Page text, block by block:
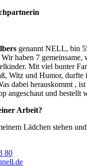
genannt NELL, bin
haben 7
Mit viel bunter
Witz und Humor, durfte
dabei herauskommt ,
angeschaut und bestellt
Arbeit?
Lädchen stehen
80